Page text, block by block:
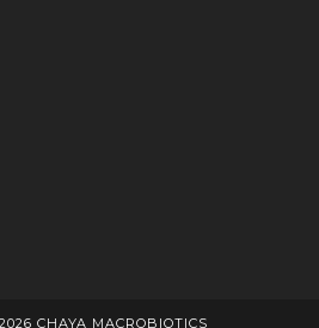
CHAYA MACROBIOTICS